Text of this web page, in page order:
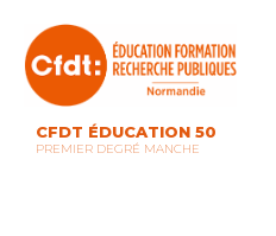
content
CFDT ÉDUCATION 50
PREMIER DEGRÉ MANCHE